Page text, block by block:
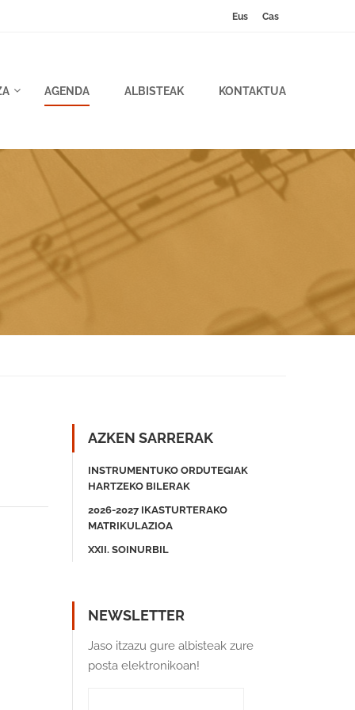
Eus Cas
AGENDA ALBISTEAK KONTAKTUA
AZKEN SARRERAK
INSTRUMENTUKO ORDUTEGIAK
HARTZEKO BILERAK
2026-2027 IKASTURTERAKO
MATRIKULAZIOA
XXII. SOINURBIL
NEWSLETTER
Jaso itzazu gure albisteak zure
posta elektronikoan!